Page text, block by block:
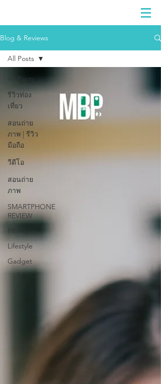
Blog & Reviews
All Posts
รีวิวท่อง
เที่ยว
สอนถ่าย
ภาพ | รีวิว
มือถือ
วีดีโอ
สอนถ่าย
ภาพ
SMARTPHONE
REVIEW
PR News
Lifestyle
Gadget
All Posts